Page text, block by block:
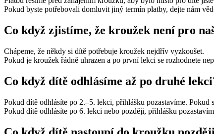
Pokud byste potřebovali domluvit jiný termín platby, dejte nám
Co když zjistíme, že kroužek není pro
Chápeme, že někdy si dítě potřebuje kroužek nejdřív vyzkoušet.
Pokud je kroužek řádně uhrazen a po první lekci se rozhodnete
Co když dítě odhlásíme až po druhé
Pokud dítě odhlásíte po 2.–5. lekci, přihlášku pozastavíme.
Pokud dítě odhlásíte po 6. lekci nebo později, přihlášku